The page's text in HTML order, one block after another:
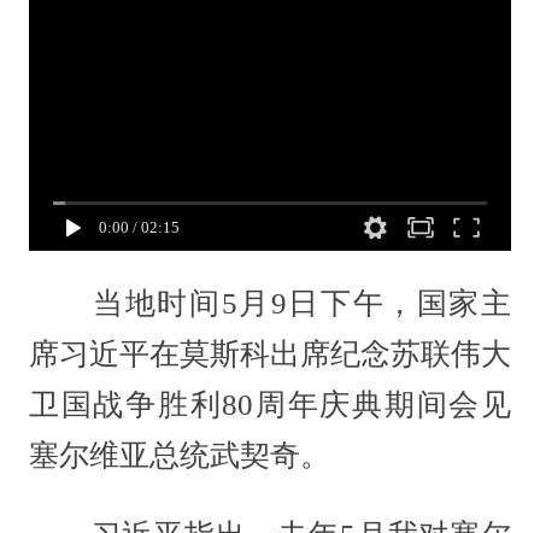
0:00 / 02:15
当地时间5月9日下午，国家主
席习近平在莫斯科出席纪念苏联伟大
卫国战争胜利80周年庆典期间会见
塞尔维亚总统武契奇。